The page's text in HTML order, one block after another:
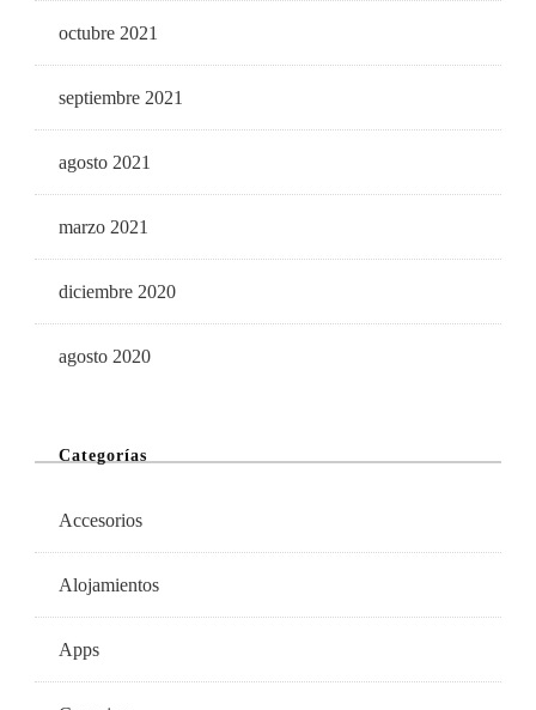
octubre 2021
septiembre 2021
agosto 2021
marzo 2021
diciembre 2020
agosto 2020
Categorías
Accesorios
Alojamientos
Apps